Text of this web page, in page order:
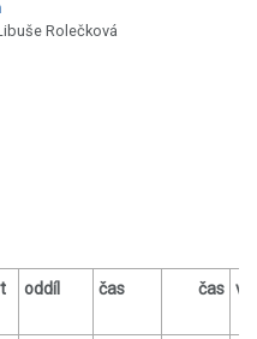
Rolečková
oddíl čas čas